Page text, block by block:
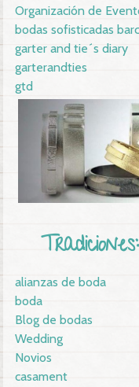
Organización de
bodas sofisticadas
garter and tie´s diary
garterandties
gtd
alianzas de boda
boda
Blog de bodas
Wedding
Novios
casament